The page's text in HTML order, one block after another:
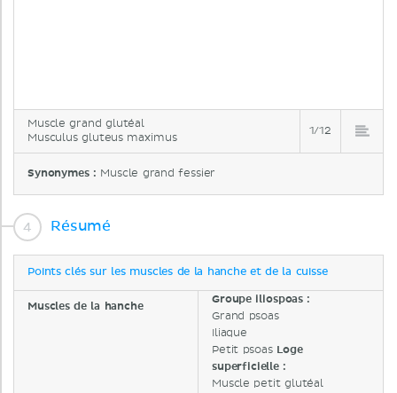
Muscle grand glutéal
Musculus gluteus maximus
1/12
Synonymes : Muscle grand fessier
Résumé
Points clés sur les muscles de la hanche et de la cuisse
Muscles de la hanche
Groupe iliospoas :
Grand psoas
Iliaque
Petit psoas Loge
superficielle :
Muscle petit glutéal